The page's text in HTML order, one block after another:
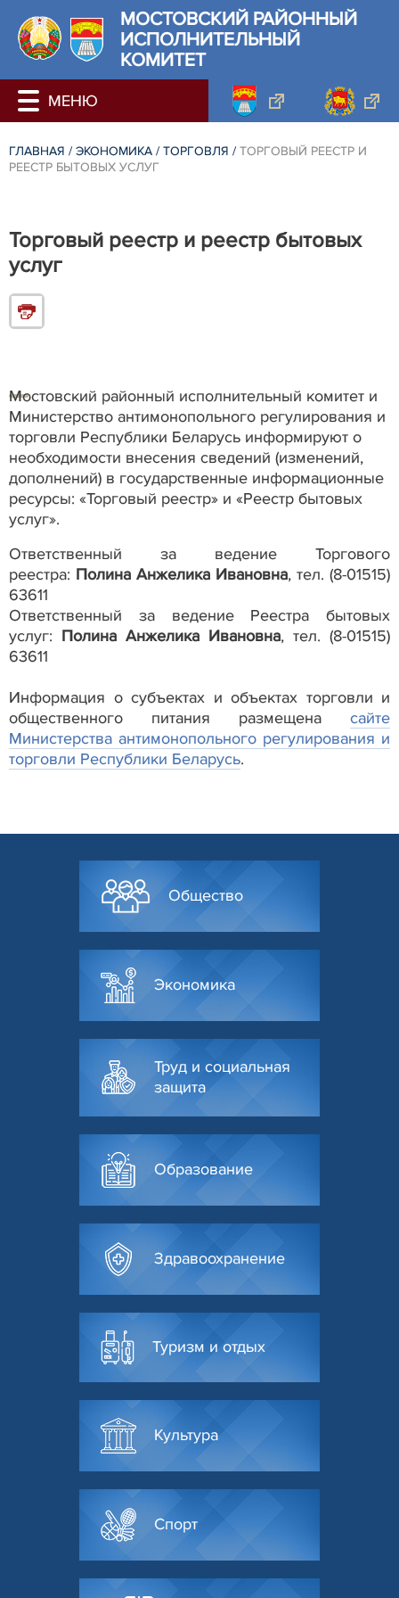
МОСТОВСКИЙ РАЙОННЫЙ
ИСПОЛНИТЕЛЬНЫЙ
КОМИТЕТ
ГЛАВНАЯ / ЭКОНОМИКА / ТОРГОВЛЯ / ТОРГОВЫЙ РЕЕСТР И
РЕЕСТР БЫТОВЫХ УСЛУГ
Торговый реестр и реестр бытовых
услуг
Мостовский районный исполнительный комитет и
Министерство антимонопольного регулирования и
торговли Республики Беларусь информируют о
необходимости внесения сведений (изменений,
дополнений) в государственные информационные
ресурсы: «Торговый реестр» и «Реестр бытовых
услуг».
Ответственный за ведение Торгового
реестра: Полина Анжелика Ивановна, тел. (8-01515)
63611
Ответственный за ведение Реестра бытовых
услуг: Полина Анжелика Ивановна, тел. (8-01515)
63611
Информация о субъектах и объектах торговли и
общественного питания размещена сайте
Министерства антимонопольного регулирования и
торговли Республики Беларусь.
Общество
Экономика
Труд и социальная
защита
Образование
Здравоохранение
Туризм и отдых
Культура
Спорт